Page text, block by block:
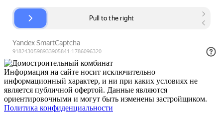
Информация на сайте носит исключительно
информационный характер, и ни при каких условиях не
является публичной офертой. Данные являются
ориентировочными и могут быть изменены застройщиком.
Политика конфиденциальности